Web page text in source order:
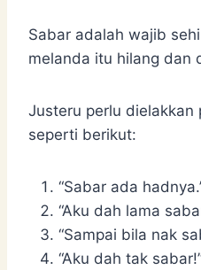
Sabar adalah wajib
Justeru perlu dielakkan
seperti berikut:
“Sabar ada
“Aku dah lama
“Sampai bila nak
“Aku dah tak